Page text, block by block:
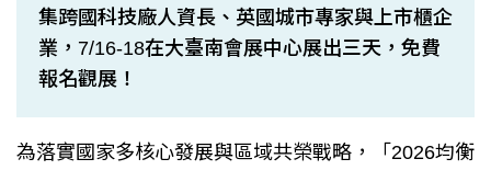
集跨國科技廠人資長、英國城市專家與上市櫃企
業，7/16-18在大臺南會展中心展出三天，免費
報名觀展！
為落實國家多核心發展與區域共榮戰略，「2026均衡